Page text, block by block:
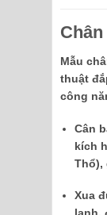
Mẫu
thuật
công
Cân
kích
Thổ),
Xua